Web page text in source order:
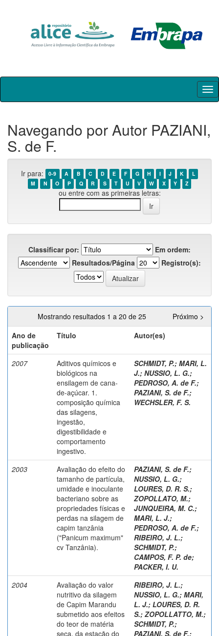
Skip
Navegando por Autor PAZIANI,
S. de F.
Ir para: 0-9 A B C D E F G H I J K
L
M
N O P Q R S T U V W X Y Z
ou entre com as primeiras letras:
Classificar por:
Em ordem:
Resultados/Página
Registro(s):
Mostrando resultados 1 a 20 de 25
Próximo >
Ano de
publicação
Título Autor(es)
2007
Aditivos químicos e
biológicos na
ensilagem de cana-
de-açúcar. 1.
composição química
das silagens,
ingestão,
digestibilidade e
comportamento
ingestivo.
SCHMIDT, P.; MARI, L.
J.; NUSSIO, L. G.;
PEDROSO, A. de F.;
PAZIANI, S. de F.;
WECHSLER, F. S.
2003
Avaliação do efeito do
tamanho de partícula,
umidade e inoculante
bacteriano sobre as
propriedades físicas e
perdas na silagem de
capim tanzânia
("Panicum maximum"
cv Tanzânia).
PAZIANI, S. de F.;
NUSSIO, L. G.;
LOURES, D. R. S.;
ZOPOLLATO, M.;
JUNQUEIRA, M. C.;
MARI, L. J.;
PEDROSO, A. de F.;
RIBEIRO, J. L.;
SCHMIDT, P.;
CAMPOS, F. P. de;
PACKER, I. U.
2004
Avaliação do valor
nutritivo da silagem
de Capim Marandu
submetido aos efeitos
do teor de matéria
seca, da estação do
RIBEIRO, J. L.;
NUSSIO, L. G.; MARI,
L. J.; LOURES, D. R.
S.; ZOPOLLATTO, M.;
SCHMIDT, P.;
PAZIANI, S. de F.;